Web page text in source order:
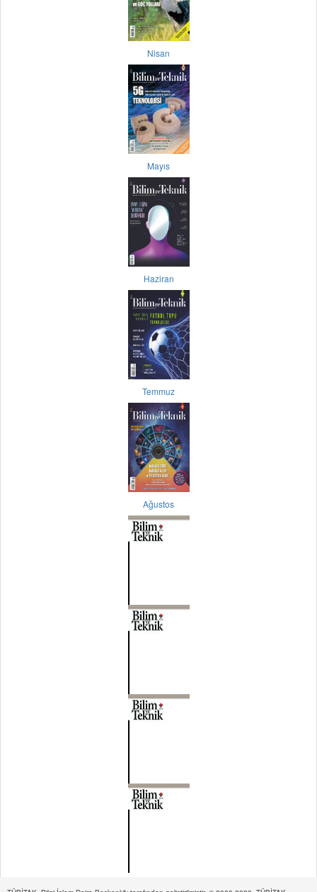
Nisan
Mayıs
Haziran
Temmuz
Ağustos